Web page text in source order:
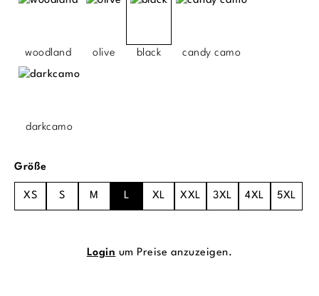
woodland olive black candy camo
darkcamo
Größeauswählen
XS S M L XL XXL 3XL 4XL 5XL
Login um Preise anzuzeigen.